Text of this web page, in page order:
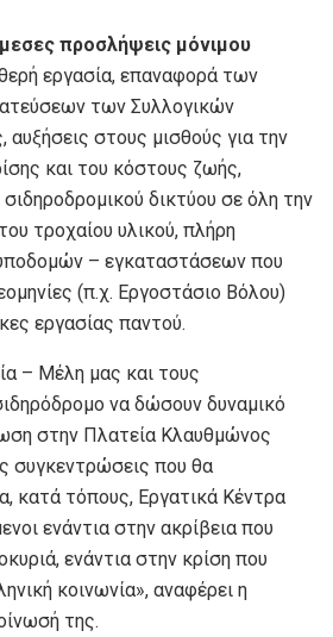
προσλήψεις μόνιμου
εργασία, επαναφορά των
των Συλλογικών
στους μισθούς για την
και του κόστους ζωής,
δικτύου σε όλη την
τροχαίου υλικού, πλήρη
– εγκαταστάσεων που
(π.χ. Εργοστάσιο Βόλου)
εργασίας παντού.
– Μέλη μας και τους
να δώσουν δυναμικό
στην Πλατεία Κλαυθμώνος
συγκεντρώσεις που θα
κατά τόπους, Εργατικά Κέντρα
ενάντια στην ακρίβεια που
ενάντια στην κρίση που
κοινωνία», αναφέρει η
της.